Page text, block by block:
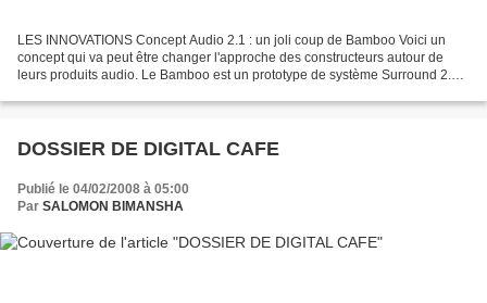
LES INNOVATIONS Concept Audio 2.1 : un joli coup de Bamboo Voici un
concept qui va peut être changer l'approche des constructeurs autour de
leurs produits audio. Le Bamboo est un prototype de système Surround 2.1
DOSSIER DE DIGITAL CAFE
Publié le 04/02/2008 à 05:00
Par SALOMON BIMANSHA